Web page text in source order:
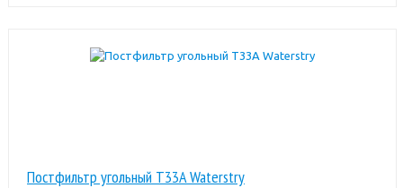
Постфильтр угольный T33A Waterstry